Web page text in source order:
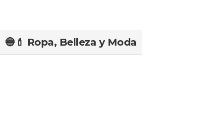
🔵💄 Ropa, Belleza y Moda